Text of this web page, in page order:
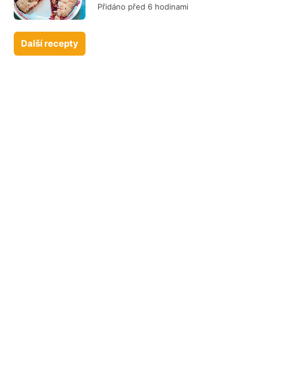
Přidáno před 6 hodinami
Další recepty